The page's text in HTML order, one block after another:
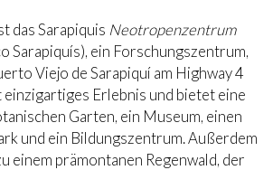
das Sarapiquis Neotropenzentrum
Sarapiquís), ein Forschungszentrum,
Viejo de Sarapiquí am Highway 4
Erlebnis und bietet eine
Garten, ein Museum, einen
und ein Bildungszentrum. Außerdem
einem prämontanen Regenwald, der